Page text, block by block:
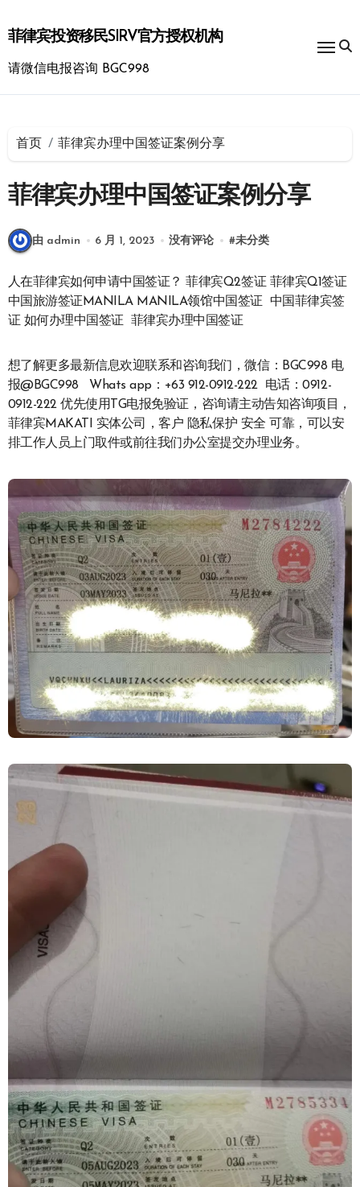
到
内
菲律宾投资移民SIRV官方授权机构
请微信电报咨询 BGC998
首页 菲律宾办理中国签证案例分享
菲律宾办理中国签证案例分享
由 admin 6 月 1, 2023 没有评论 #未分类
人在菲律宾如何申请中国签证？ 菲律宾Q2签证 菲律宾Q1签证
中国旅游签证MANILA MANILA领馆中国签证 中国菲律宾签
证 如何办理中国签证 菲律宾办理中国签证
想了解更多最新信息欢迎联系和咨询我们，微信：BGC998 电
报@BGC998 Whats app：+63 912-0912-222 电话：0912-
0912-222 优先使用TG电报免验证，咨询请主动告知咨询项目，
菲律宾MAKATI 实体公司，客户 隐私保护 安全 可靠，可以安
排工作人员上门取件或前往我们办公室提交办理业务。